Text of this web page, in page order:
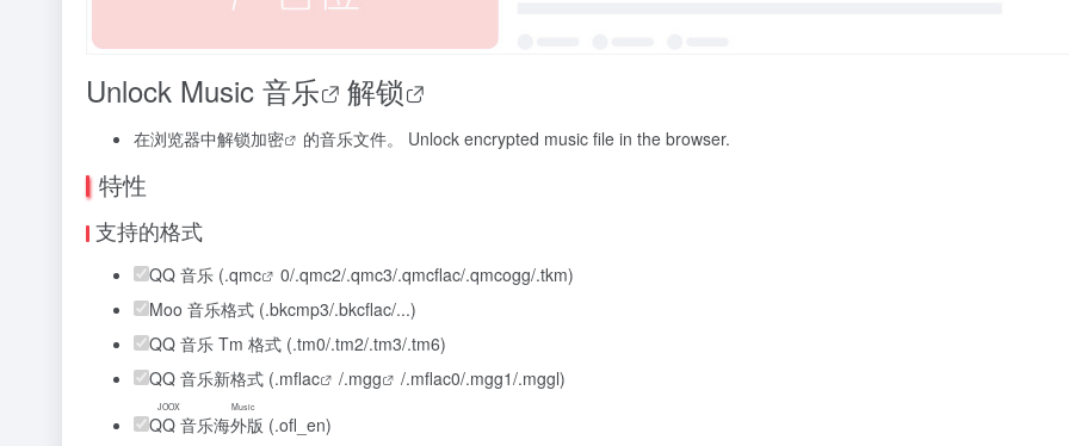
Unlock Music 音乐 解锁
在浏览器中解锁加密 的音乐文件。 Unlock encrypted music file in the browser.
特性
支持的格式
QQ 音乐 (.qmc
0/.qmc2/.qmc3/.qmcflac/.qmcogg/.tkm)
Moo 音乐格式 (.bkcmp3/.bkcflac/...)
QQ 音乐 Tm 格式 (.tm0/.tm2/.tm3/.tm6)
QQ 音乐新格式 (.mflac /.mgg
/.mflac0/.mgg1/.mggl)
QQ 音乐海外版
JOOX Music
(.ofl_en)